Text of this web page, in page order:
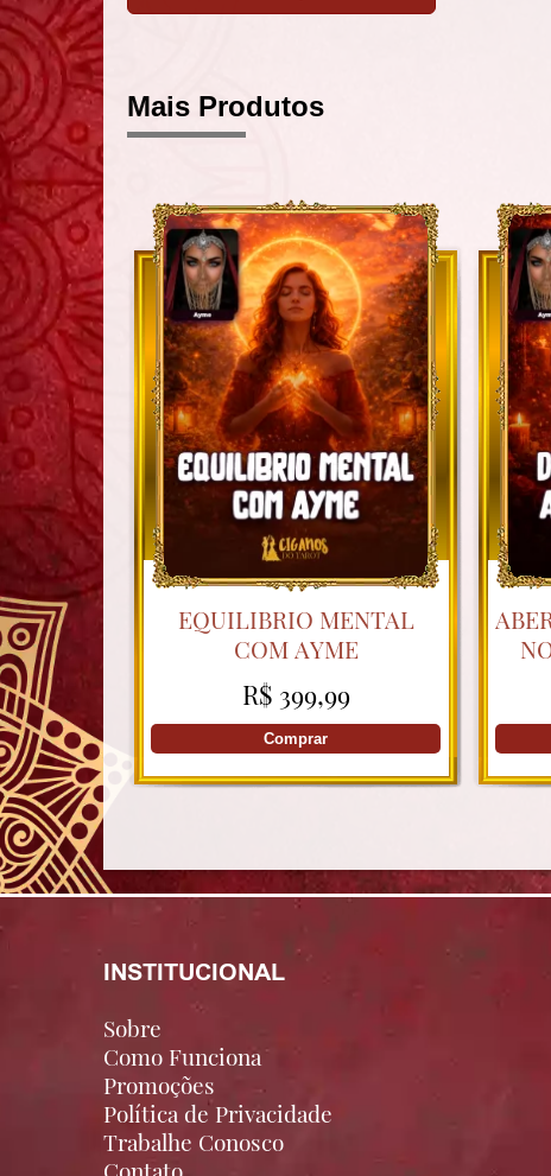
Mais Produtos
EQUILIBRIO MENTAL
COM AYME
R$ 399,99
Comprar
INSTITUCIONAL
Sobre
Como Funciona
Promoções
Política de Privacidade
Trabalhe Conosco
Contato